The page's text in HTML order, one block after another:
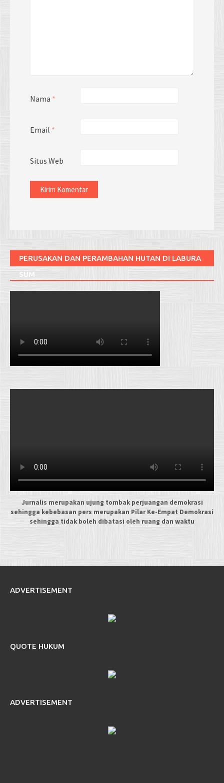
Nama *
Email *
Situs Web
PERUSAKAN DAN PERAMBAHAN HUTAN DI LABURA
SUM
Jurnalis merupakan ujung tombak perjuangan demokrasi
sehingga kebebasan pers merupakan Pilar Ke-Empat Demokrasi
sehingga tidak boleh dibatasi oleh ruang dan waktu
ADVERTISEMENT
QUOTE HUKUM
ADVERTISEMENT